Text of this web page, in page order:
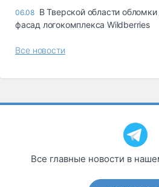
06.08 В Тверской области
фасад логокомплекса Wildberries
Все новости
Все главные новости в